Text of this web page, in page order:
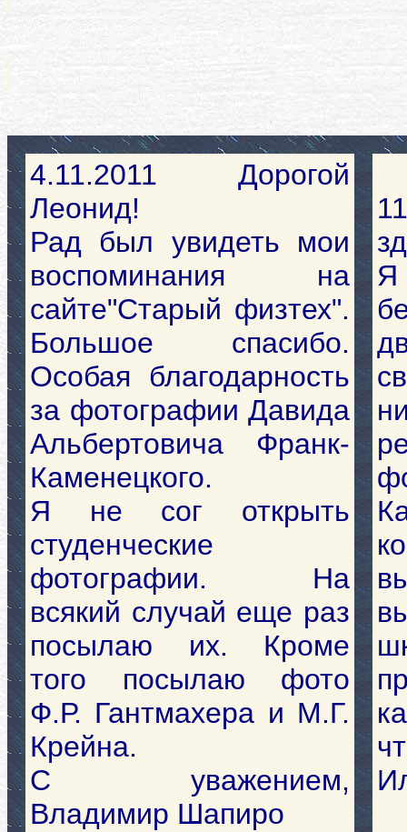
4.11.2011 Дорогой
Леонид!
Рад был увидеть мои
воспоминания на
сайте"Старый физтех".
Большое спасибо.
Особая благодарность
за фотографии Давида
Альбертовича Франк-
Каменецкого.
Я не сог открыть
студенческие
фотографии. На
всякий случай еще раз
посылаю их. Кроме
того посылаю фото
Ф.Р. Гантмахера и М.Г.
Крейна.
С уважением,
Владимир Шапиро
Я